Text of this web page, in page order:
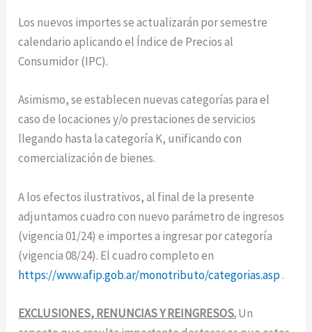
Los nuevos importes se actualizarán por semestre
calendario aplicando el Índice de Precios al
Consumidor (IPC).
Asimismo, se establecen nuevas categorías para el
caso de locaciones y/o prestaciones de servicios
llegando hasta la categoría K, unificando con
comercialización de bienes.
A los efectos ilustrativos, al final de la presente
adjuntamos cuadro con nuevo parámetro de ingresos
(vigencia 01/24) e importes a ingresar por categoría
(vigencia 08/24). El cuadro completo en
https://www.afip.gob.ar/monotributo/categorias.asp.
EXCLUSIONES, RENUNCIAS Y REINGRESOS.Un